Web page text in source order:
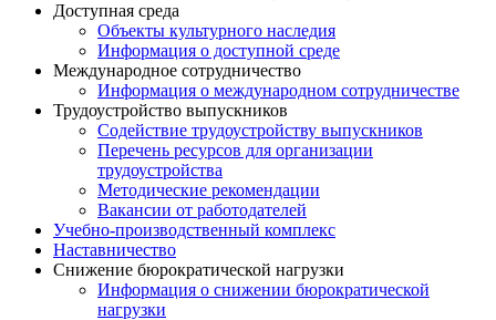
Доступная среда
Объекты культурного наследия
Информация о доступной среде
Международное сотрудничество
Информация о международном сотрудничестве
Трудоустройство выпускников
Содействие трудоустройству выпускников
Перечень ресурсов для организации
трудоустройства
Методические рекомендации
Вакансии от работодателей
Учебно-производственный комплекс
Наставничество
Снижение бюрократической нагрузки
Информация о снижении бюрократической
нагрузки